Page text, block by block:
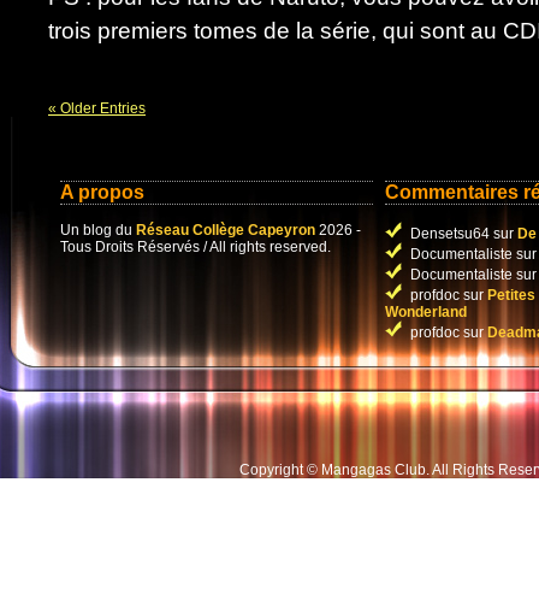
trois premiers tomes de la série, qui sont au
« Older Entries
A propos
Un blog du Réseau Collège Capeyron 2026 -
Tous Droits Réservés / All rights reserved.
Commentaires
Densetsu64 sur
Documentaliste sur
Documentaliste sur
profdoc sur
Wonderland
profdoc sur
Copyright © Mangagas Club.All Rights